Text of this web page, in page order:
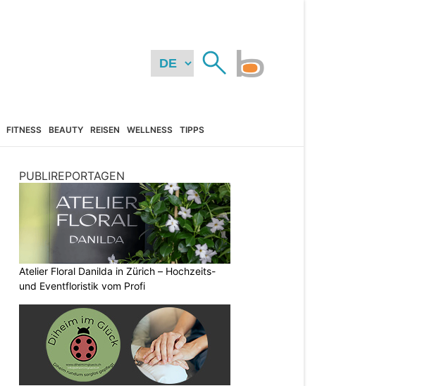
FITNESS BEAUTY REISEN WELLNESS TIPPS
PUBLIREPORTAGEN
Atelier Floral Danilda in Zürich – Hochzeits-
und Eventfloristik vom Profi